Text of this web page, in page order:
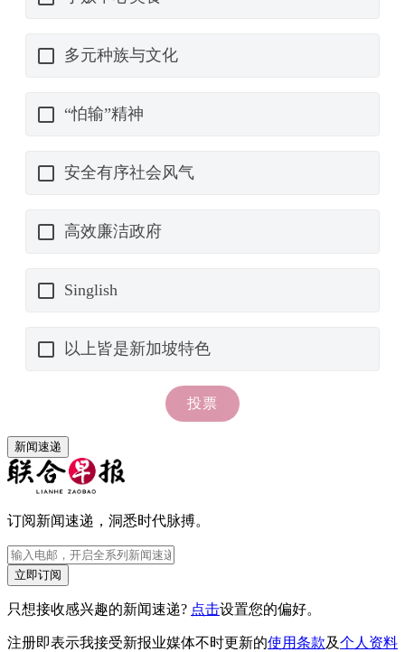
新闻速递
订阅新闻速递，洞悉时代脉搏。
立即订阅
只想接收感兴趣的新闻速递? 点击设置您的偏好。
注册即表示我接受新报业媒体不时更新的使用条款及个人资料